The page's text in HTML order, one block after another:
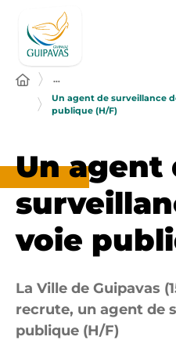
…
Un agent de surveillance
publique (H/F)
Un agent
voie
La Ville de Guipavas
recrute, un agent de
publique (H/F)